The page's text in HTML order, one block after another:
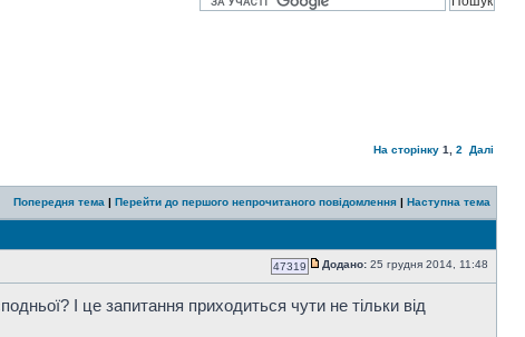
На сторінку 1 2 Далі
Попередня тема | Перейти до першого непрочитаного повідомлення | Наступна тема
47319 Додано: 25 грудня 2014, 11:48
І це запитання приходиться чути не тільки від